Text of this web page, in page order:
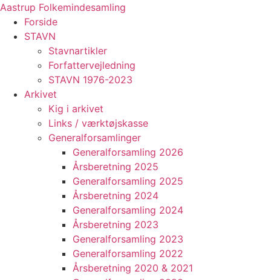
Videre
indhold
Aastrup Folkemindesamling
Forside
STAVN
Stavnartikler
Forfattervejledning
STAVN 1976-2023
Arkivet
Kig i arkivet
Links / værktøjskasse
Generalforsamlinger
Generalforsamling 2026
Årsberetning 2025
Generalforsamling 2025
Årsberetning 2024
Generalforsamling 2024
Årsberetning 2023
Generalforsamling 2023
Generalforsamling 2022
Årsberetning 2020 & 2021